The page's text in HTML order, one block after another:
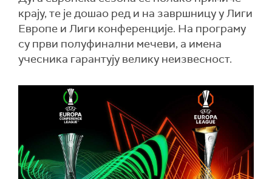
крају, те је дошао ред и на завршницу у Лиги
Европе и Лиги конференције. На програму
су први полуфинални мечеви, а имена
учесника гарантују велику неизвесност.